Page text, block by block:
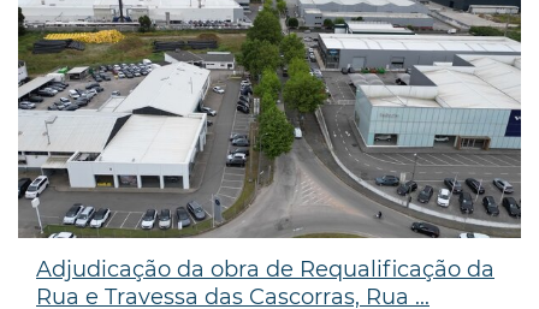
Adjudicação da obra de Requalificação da
Rua e Travessa das Cascorras, Rua ...